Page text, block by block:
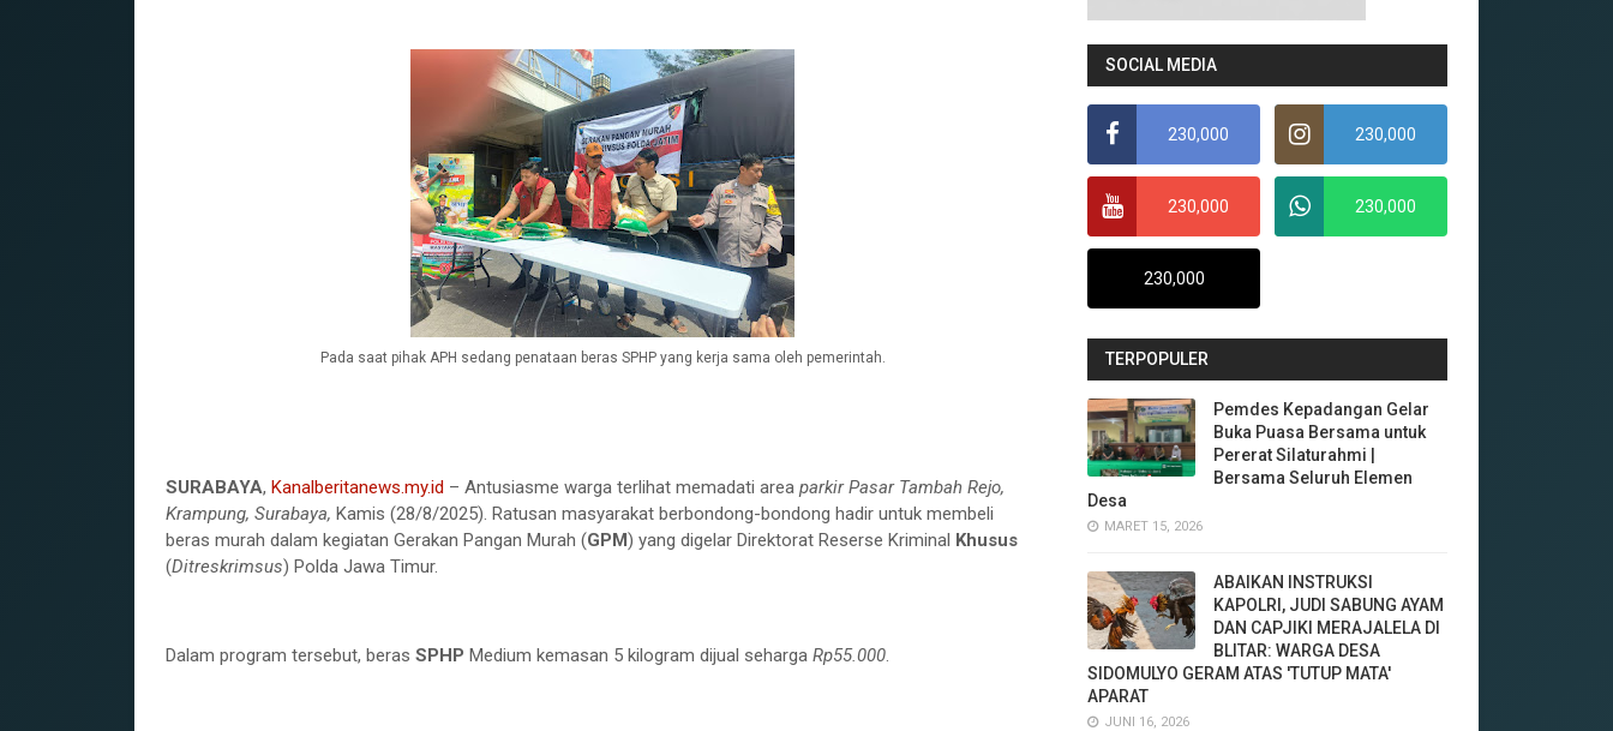
Pada saat pihak APH sedang penataan beras SPHP yang kerja sama oleh pemerintah.
SURABAYA, Kanalberitanews.my.id – Antusiasme warga terlihat memadati area parkir Pasar Tambah Rejo,
Krampung, Surabaya, Kamis (28/8/2025). Ratusan masyarakat berbondong-bondong hadir untuk membeli
beras murah dalam kegiatan Gerakan Pangan Murah (GPM) yang digelar Direktorat Reserse Kriminal Khusus
(Ditreskrimsus) Polda Jawa Timur.
‎Dalam program tersebut, beras SPHP Medium kemasan 5 kilogram dijual seharga Rp55.000
SOCIAL MEDIA
230,000 230,000
230,000 230,000
230,000
TERPOPULER
Pemdes Kepadangan Gelar
Buka Puasa Bersama untuk
Pererat Silaturahmi |
Bersama Seluruh Elemen
Desa
MARET 15, 2026
ABAIKAN INSTRUKSI
KAPOLRI, JUDI SABUNG AYAM
DAN CAPJIKI MERAJALELA DI
BLITAR: WARGA DESA
SIDOMULYO GERAM ATAS 'TUTUP MATA'
APARAT
JUNI 16, 2026